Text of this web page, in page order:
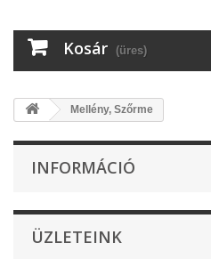
Kosár (üres)
Mellény, Szőrme
INFORMÁCIÓ
ÜZLETEINK